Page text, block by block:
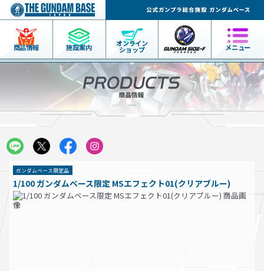
商品情報 施設案内 オンライン
ショップ メニュー
ガンダムベース限定品
1/100 ガンダムベース限定 MSエフェクト01(クリアブルー)